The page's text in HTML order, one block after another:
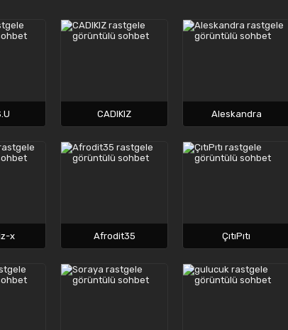
CADIKIZ Aleskandra
x Afrodit35 ÇıtıPıtı